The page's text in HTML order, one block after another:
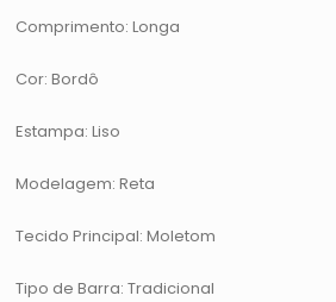
Comprimento: Longa
Cor: Bordô
Estampa: Liso
Modelagem: Reta
Tecido Principal: Moletom
Tipo de Barra: Tradicional